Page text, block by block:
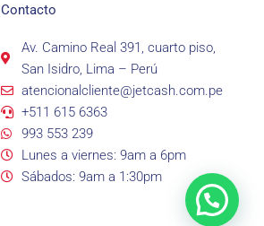
Contacto
Av. Camino Real 391, cuarto piso,
San Isidro, Lima – Perú
atencionalcliente@jetcash.com.pe
+511 615 6363
993 553 239
Lunes a viernes: 9am a 6pm
Sábados: 9am a 1:30pm